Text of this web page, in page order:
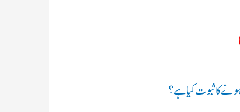
کا ثبوت کیا ہے؟